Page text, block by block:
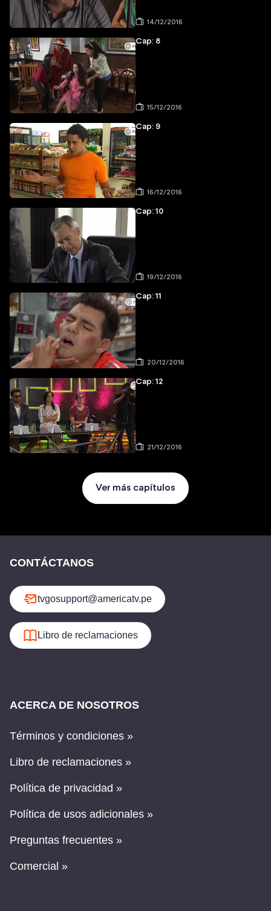
14/12/2016
Cap: 8
15/12/2016
Cap: 9
16/12/2016
Cap: 10
19/12/2016
Cap: 11
20/12/2016
Cap: 12
21/12/2016
Ver más capítulos
CONTÁCTANOS
tvgosupport@americatv.pe
Libro de reclamaciones
ACERCA DE NOSOTROS
Términos y condiciones »
Libro de reclamaciones »
Política de privacidad »
Política de usos adicionales »
Preguntas frecuentes »
Comercial »